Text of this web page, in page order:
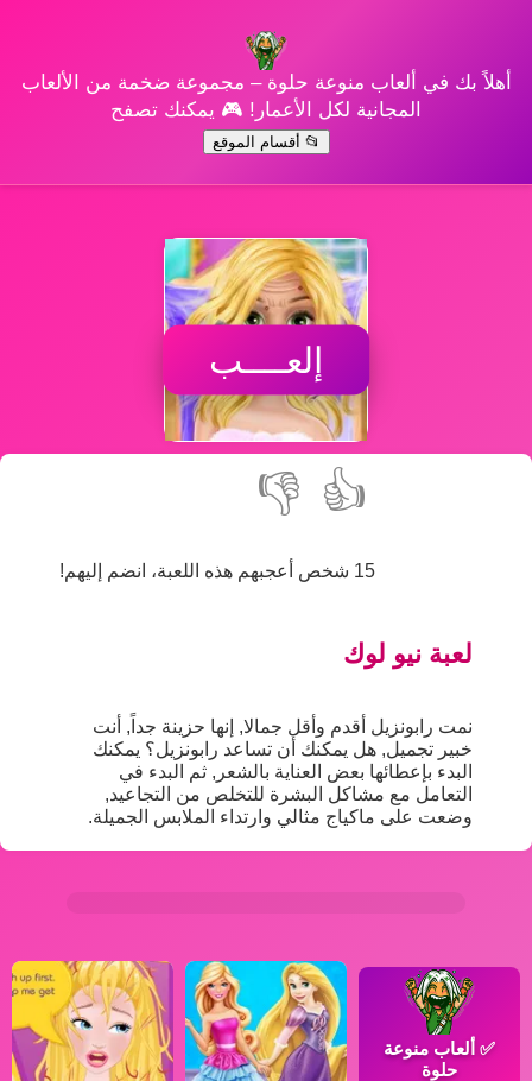
أهلاً بك في ألعاب منوعة حلوة – مجموعة ضخمة من الألعاب
المجانية لكل الأعمار! 🎮 يمكنك تصفح
📂 أقسام الموقع
إلعــــب
👍
👎
15 شخص أعجبهم هذه اللعبة، انضم إليهم!
لعبة نيو لوك
نمت رابونزيل أقدم وأقل جمالا, إنها حزينة جداً, أنت
خبير تجميل, هل يمكنك أن تساعد رابونزيل؟ يمكنك
البدء بإعطائها بعض العناية بالشعر, ثم البدء في
التعامل مع مشاكل البشرة للتخلص من التجاعيد,
وضعت على ماكياج مثالي وارتداء الملابس الجميلة.
✅ ألعاب منوعة
حلوة